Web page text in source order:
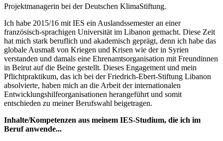
Projektmanagerin bei der Deutschen KlimaStiftung.
Ich habe 2015/16 mit IES ein Auslandssemester an einer
französisch-sprachigen Universität im Libanon gemacht. Diese Zeit
hat mich stark beruflich und akademisch geprägt, denn ich habe das
globale Ausmaß von Kriegen und Krisen wie der in Syrien
verstanden und damals eine Ehrenamtsorganisation mit Freundinnen
in Beirut auf die Beine gestellt. Dieses Engagement und mein
Pflichtpraktikum, das ich bei der Friedrich-Ebert-Stiftung Libanon
absolvierte, haben mich an die Arbeit der internationalen
Entwicklungshilfeorganisationen herangeführt und somit
entschieden zu meiner Berufswahl beigetragen.
Inhalte/Kompetenzen aus meinem IES-Studium, die ich im
Beruf anwende...